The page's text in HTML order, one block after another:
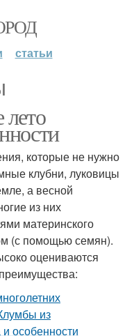
статьи
которые не нужно
клубни, луковицы
а весной
из них
материнского
(с помощью семян).
оцениваются